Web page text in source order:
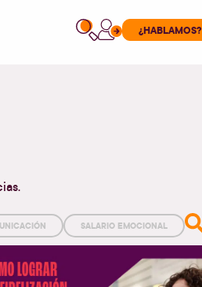
¿HABLAMOS?
SALARIO EMOCIONAL